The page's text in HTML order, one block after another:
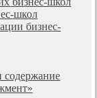
школ
бизнес-